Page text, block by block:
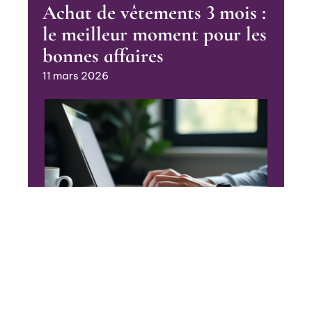
Achat de vêtements 3 mois :
le meilleur moment pour les
bonnes affaires
11 mars 2026